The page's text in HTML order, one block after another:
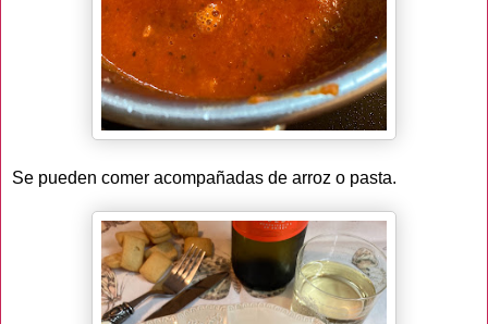
Se pueden comer acompañadas de arroz o pasta.